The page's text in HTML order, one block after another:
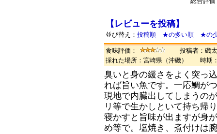
【レビューを投稿】
並び替え： 投稿順 ★の多い順 ★の
食味評価：
投稿者：磯
採れた場所：宮崎県（沖磯） 時期
臭いと身の緩さをよく突っ
れば旨い魚です。一応鯛が
現地で内臓出してしまうの
リ等で生かしといて持ち帰
寝かすと旨味が出ますが身
め等で。塩焼き、煮付けは